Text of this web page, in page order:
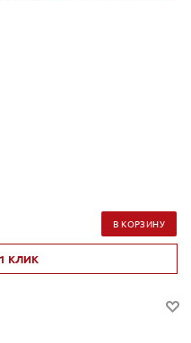
В КОРЗИНУ
КЛИК